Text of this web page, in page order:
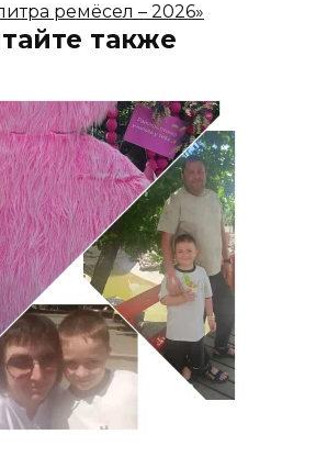
ремёсел – 2026»
также